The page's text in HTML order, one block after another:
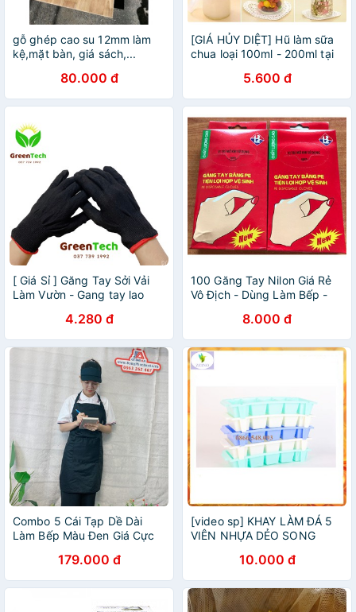
gỗ ghép cao su 12mm làm
kệ,mặt bàn, giá sách,...
80.000 đ
[GIÁ HỦY DIỆT] Hũ làm sữa
chua loại 100ml - 200ml tại
5.600 đ
[ Giá Sỉ ] Găng Tay Sởi Vải
Làm Vườn - Gang tay lao
4.280 đ
100 Găng Tay Nilon Giá Rẻ
Vô Địch - Dùng Làm Bếp -
Rửa Vệ Sinh8.000 đ
Combo 5 Cái Tạp Dề Dài
Làm Bếp Màu Đen Giá Cực
179.000 đ
[video sp] KHAY LÀM ĐÁ 5
VIÊN NHỰA DẺO SONG
10.000 đ